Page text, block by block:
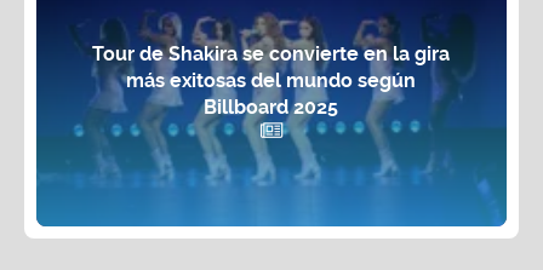
Tour de Shakira se convierte en la gira
más exitosas del mundo según
Billboard 2025